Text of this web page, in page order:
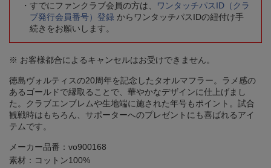
すでにファンクラブ会員の方は、
ワンタッチパスID（クラ
ブ発行会員番号）登録 からワンタッチパスIDの紐付け手
続きをお願いします。
※ お客様都合によるキャンセルはお受けできません。
徳島ヴォルティスの20周年を記念したタオルマフラー。ラメ感の
あるゴールドで縁取ることで、華やかなデザインに仕上げまし
た。クラブエンブレムや生地端に施された年号もポイント。試合
観戦時はもちろん、サポーターへのプレゼントにも喜ばれるアイ
テムです。
メーカー品番：vo900168
素材：コットン100%